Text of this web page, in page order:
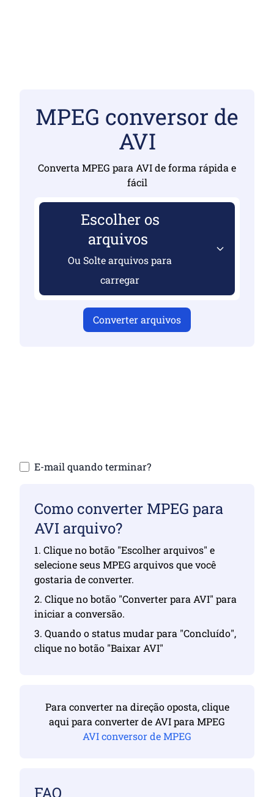
MPEG conversor de
AVI
Converta MPEG para AVI de forma rápida e
fácil
Escolher os
arquivos
Ou Solte arquivos para
carregar
Converter arquivos
E-mail quando terminar?
Como converter MPEG para
AVI arquivo?
1. Clique no botão "Escolher arquivos" e
selecione seus MPEG arquivos que você
gostaria de converter.
2. Clique no botão "Converter para AVI" para
iniciar a conversão.
3. Quando o status mudar para "Concluído",
clique no botão "Baixar AVI"
Para converter na direção oposta, clique
aqui para converter de AVI para MPEG
AVI conversor de MPEG
FAQ